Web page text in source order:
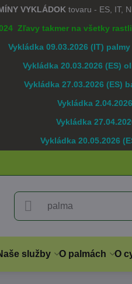
VYKLÁDOK tovaru - ES, IT,
Zľavy takmer na všetky
Vykládka 09.03.2026 (IT)
Vykládka 20.03.2026 (ES)
Vykládka 27.03.2026
Vykládka
Vykládka
Vykládka 20.05.2026
služby O palmách O